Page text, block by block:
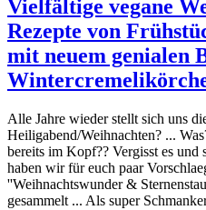
Vielfältige vegane
Rezepte von
mit neuem genialen
Alle Jahre wieder stellt sich uns
Heiligabend/Weihnachten? ...
bereits im Kopf?? Vergisst es
haben wir für euch paar
''Weihnachtswunder &
gesammelt ... Als super